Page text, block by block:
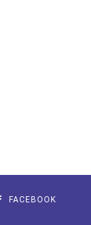
FACEBOOK